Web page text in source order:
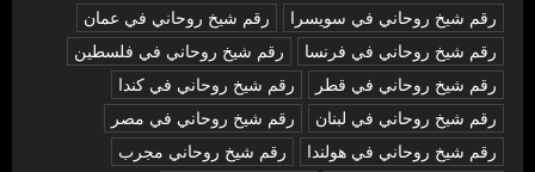
رقم شيخ روحاني في سويسرا
رقم شيخ روحاني في عمان
رقم شيخ روحاني في فرنسا
رقم شيخ روحاني في فلسطين
رقم شيخ روحاني في قطر
رقم شيخ روحاني في كندا
رقم شيخ روحاني في لبنان
رقم شيخ روحاني في مصر
رقم شيخ روحاني في هولندا
رقم شيخ روحاني مجرب